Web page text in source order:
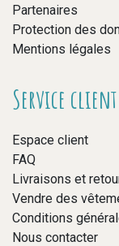
Partenaires
Protection des
Mentions légales
Service client
Espace client
FAQ
Livraisons et
Vendre des
Conditions
Nous contacter